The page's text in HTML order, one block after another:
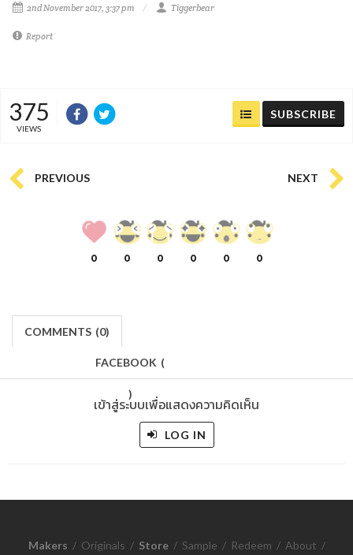
2nd November 2017, 3:37 pm Tiggerbear
Report
375
VIEWS
SUBSCRIBE
PREVIOUS NEXT
0 0 0 0 0 0
COMMENTS (0)
FACEBOOK (
)
เข้าสู่ระบบเพื่อแสดงความคิดเห็น
LOG IN
Makers / Originals / Store / Sample / Redeem / About /